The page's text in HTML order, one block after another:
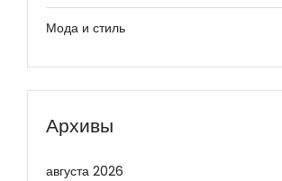
Мода и стиль
Архивы
августа 2026